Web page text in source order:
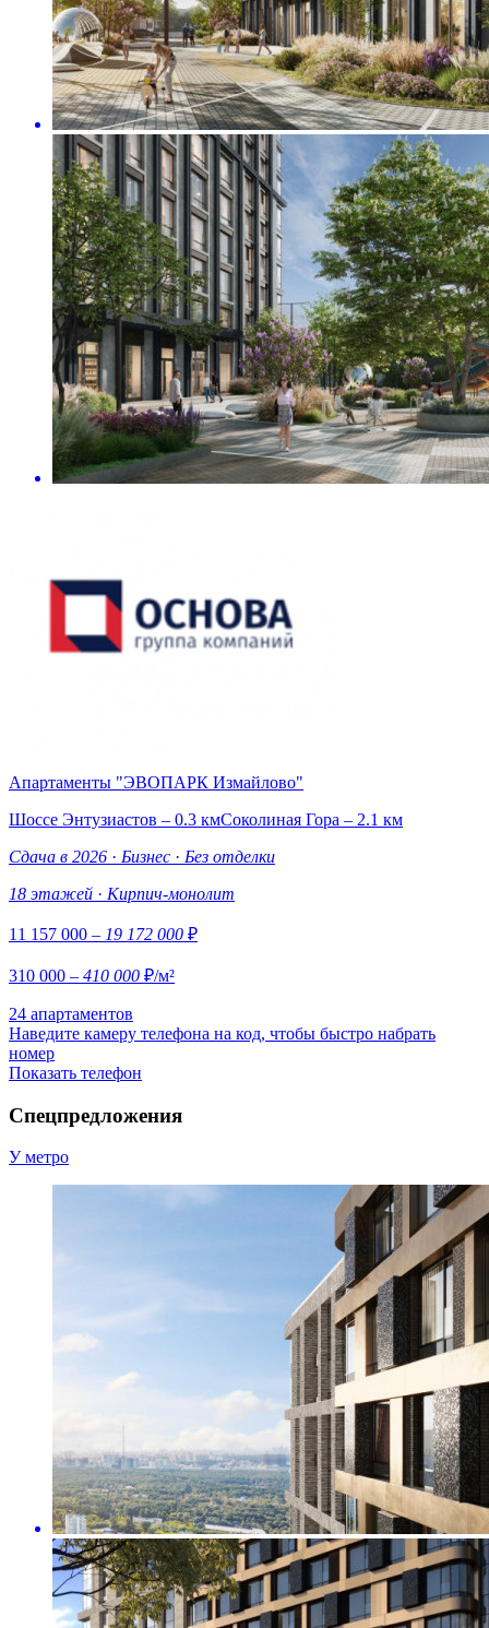
Апартаменты "ЭВОПАРК Измайлово"
Шоссе Энтузиастов – 0.3 кмСоколиная Гора – 2.1 км
Сдача в 2026 · Бизнес · Без отделки
18 этажей · Кирпич-монолит
11 157 000 – 19 172 000 ₽
310 000 – 410 000 ₽/м²
24 апартаментов
Наведите камеру телефона на код, чтобы быстро набрать
номер
Показать телефон
Спецпредложения
У метро